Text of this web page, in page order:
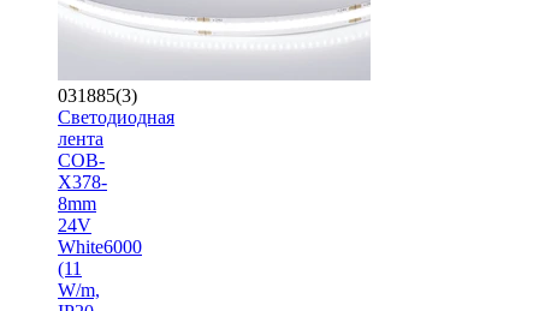
031885(3)
Светодиодная
лента
COB-
X378-
8mm
24V
White6000
(11
W/m,